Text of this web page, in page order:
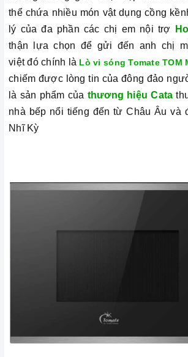
thể chứa nhiều món vật dụng cồng
lý của đa phần các chị em nội trợ
thận lựa chọn để gửi đến anh chị
việt đó chính là Lò vi sóng Tomate TOM
chiếm được lòng tin của đông đảo
là sản phẩm của thương hiệu Cata
nhà bếp nổi tiếng đến từ Châu Âu và
Nhĩ Kỳ